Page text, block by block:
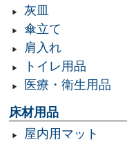
灰皿
傘立て
肩入れ
トイレ用品
医療・衛生用品
床材用品
屋内用マット